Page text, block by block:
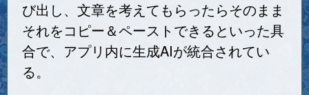
び出し、文章を考えてもらったらそのまま
それをコピー＆ペーストできるといった具
合で、アプリ内に生成AIが統合されてい
る。